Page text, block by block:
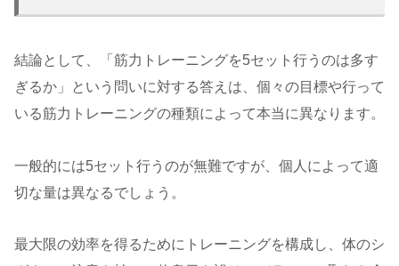
結論として、「筋力トレーニングを5セット行うのは多す
ぎるか」という問いに対する答えは、個々の目標や行って
いる筋力トレーニングの種類によって本当に異なります。
一般的には5セット行うのが無難ですが、個人によって適
切な量は異なるでしょう。
最大限の効率を得るためにトレーニングを構成し、体のシ